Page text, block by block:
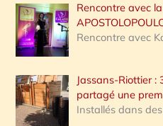
Rencontre avec
Rencontre avec
Jassans-Riottier :
partagé une
Installés dans